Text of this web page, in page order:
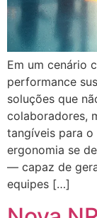
Em um cenário
performance
soluções que
colaboradores,
tangíveis para o
ergonomia se
— capaz de
equipes […]